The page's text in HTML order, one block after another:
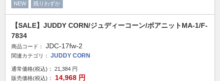
NEW 残りわずか
【SALE】JUDDY CORN/ジュディーコーン/ボアニットMA-1/F-
7834
商品コード： JDC-17fw-2
関連カテゴリ： JUDDY CORN
通常価格(税込)： 21,384 円
販売価格(税込)：
14,968 円